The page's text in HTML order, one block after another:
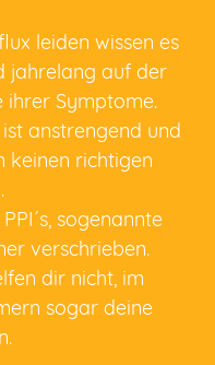
leiden wissen es
jahrelang auf der
ihrer Symptome.
anstrengend und
keinen richtigen
sogenannte
verschrieben.
dir nicht, im
sogar deine